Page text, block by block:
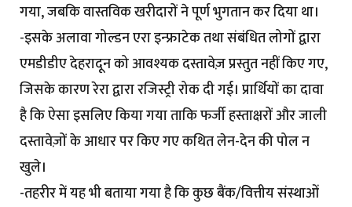
गया, जबकि वास्तविक खरीदारों ने पूर्ण भुगतान कर दिया था।
-इसके अलावा गोल्डन एरा इन्फ्राटेक तथा संबंधित लोगों द्वारा
एमडीडीए देहरादून को आवश्यक दस्तावेज़ प्रस्तुत नहीं किए गए,
जिसके कारण रेरा द्वारा रजिस्ट्री रोक दी गई। प्रार्थियों का दावा
है कि ऐसा इसलिए किया गया ताकि फर्जी हस्ताक्षरों और जाली
दस्तावेज़ों के आधार पर किए गए कथित लेन-देन की पोल न
खुले।
-तहरीर में यह भी बताया गया है कि कुछ बैंक/वित्तीय संस्थाओं